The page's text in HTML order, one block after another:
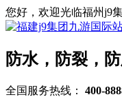
您好，欢迎光临福州j9
防水，防裂，
全国服务热线： 400-